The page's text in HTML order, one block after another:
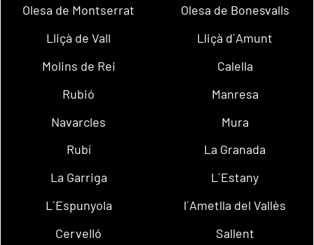
Olesa de Montserrat
Olesa de Bonesvalls
Lliçà de Vall
Lliçà d´Amunt
Molins de Rei
Calella
Rubió
Manresa
Navarcles
Mura
Rubí
La Granada
La Garriga
L´Estany
L´Espunyola
l´Ametlla del Vallès
Cervelló
Sallent